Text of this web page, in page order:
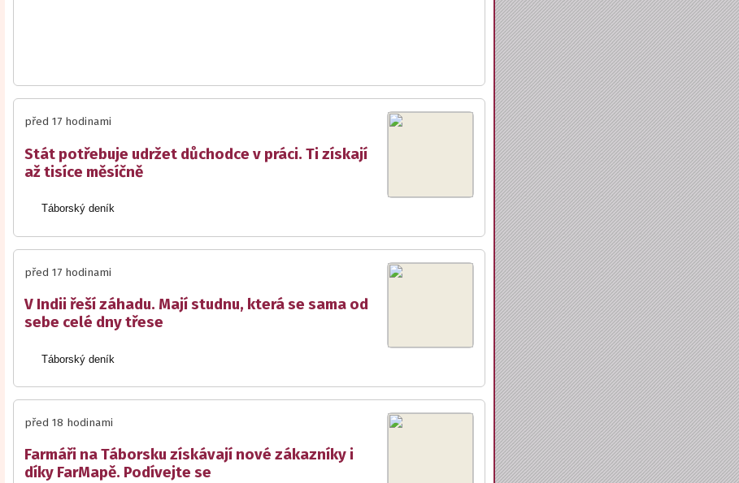
před 17 hodinami
Stát potřebuje udržet důchodce v práci. Ti získají
až tisíce měsíčně
Táborský deník
před 17 hodinami
V Indii řeší záhadu. Mají studnu, která se sama od
sebe celé dny třese
Táborský deník
před 18 hodinami
Farmáři na Táborsku získávají nové zákazníky i
díky FarMapě. Podívejte se